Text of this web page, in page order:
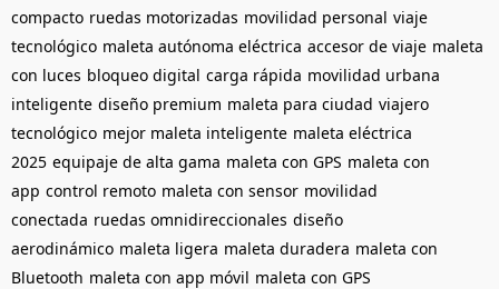
compacto ruedas motorizadas movilidad personal viaje
tecnológico maleta autónoma eléctrica accesor de viaje maleta
con luces bloqueo digital carga rápida movilidad urbana
inteligente diseño premium maleta para ciudad viajero
tecnológico mejor maleta inteligente maleta eléctrica
2025 equipaje de alta gama maleta con GPS maleta con
app control remoto maleta con sensor movilidad
conectada ruedas omnidireccionales diseño
aerodinámico maleta ligera maleta duradera maleta con
Bluetooth maleta con app móvil maleta con GPS